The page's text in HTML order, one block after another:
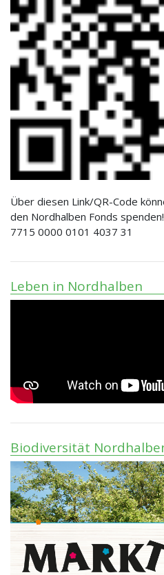
Über diesen Link/QR-Code
den Nordhalben Fonds
7715 0000 0101 4037 31
Leben in Nordhalben
Biodiversität